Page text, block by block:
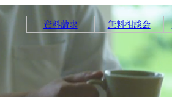
資料請求 無料相談会